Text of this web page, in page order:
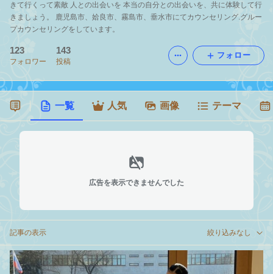
きて行くって素敵 人との出会いを 本当の自分との出会いを、共に体験して行
きましょう。 鹿児島市、姶良市、霧島市、垂水市にてカウンセリング.グルー
プカウンセリングをしています。
123
フォロワー
143
投稿
フォロー
一覧 人気 画像 テーマ
広告を表示できませんでした
記事の表示 絞り込みなし